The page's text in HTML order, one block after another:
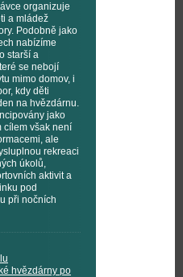
organizuje
a mládež
Podobně jako
nabízíme
starší a
se nebojí
mimo domov, i
kdy děti
na hvězdárnu.
jako
cílem však není
ale
rekreaci
úkolů,
aktivit a
pod
při nočních
hvězdárny po